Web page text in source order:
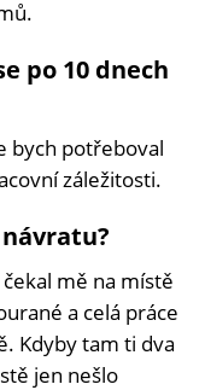
po 10 dnech
bych potřeboval
záležitosti.
mě na místě
a celá práce
Kdyby tam ti dva
jen nešlo